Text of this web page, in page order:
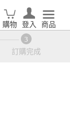
購物 登入 商品
訂購完成